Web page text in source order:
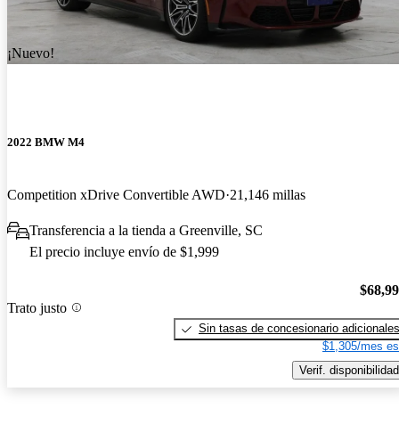
¡Nuevo!
2022 BMW M4
Competition xDrive Convertible AWD 21,146 millas
Transferencia a la tienda a Greenville, SC
El precio incluye envío de $1,999
Trato justo
Sin tasas de concesionario adicionales
$1,305/mes
Verif. disponibilidad